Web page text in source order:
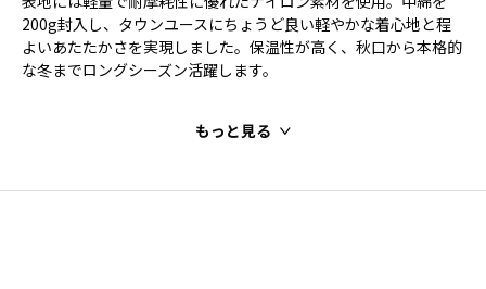
200g封入し、タウンユースにちょうど良い軽やかな着心地と程
よいあたたかさを実現しました。保温性が高く、秋口から本格的
な冬までロングシーズン活躍します。
もっと見る